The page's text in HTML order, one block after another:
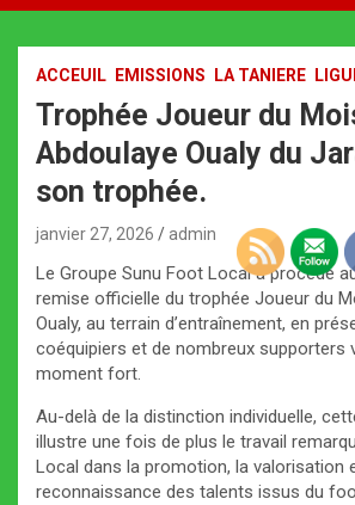
ACCEUIL EMISSIONS LA TANIERE
Trophée Joueur du
Abdoulaye Oualy du
son trophée.
janvier 27, 2026 admin
Le Groupe Sunu Foot Local a procédé
remise officielle du trophée Joueur du
Oualy, au terrain d’entraînement, en
coéquipiers et de nombreux supporters
moment fort.
Au-delà de la distinction individuelle,
illustre une fois de plus le travail
Local dans la promotion, la valorisation
reconnaissance des talents issus du